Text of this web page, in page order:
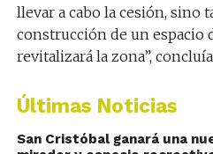
llevar a cabo la cesión, sino
construcción de un espacio
revitalizará la zona”,
Últimas Noticias
San Cristóbal ganará una